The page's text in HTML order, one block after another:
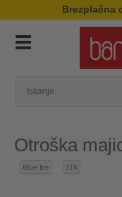
Brezplačna
Otroška
Blue Ice 116